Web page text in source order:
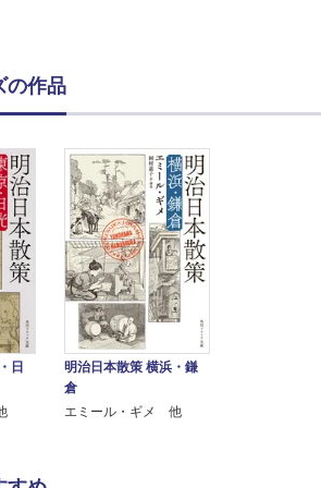
の作品
日
明治日本散策 横浜・鎌
倉
エミール・ギメ 他